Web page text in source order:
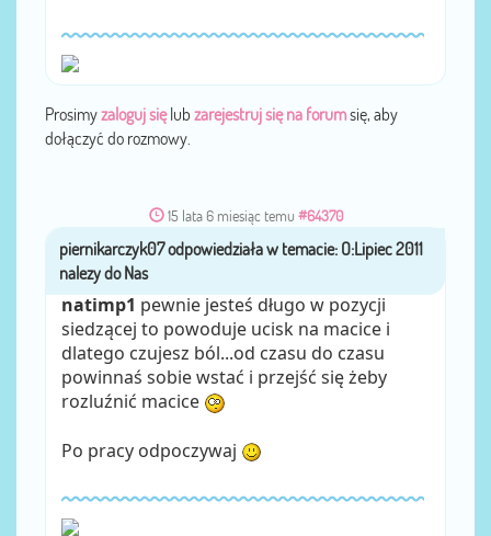
Prosimyzaloguj sięlub zarejestruj się na forumsię, aby
dołączyć do rozmowy.
15 lata 6 miesiąc temu #64370
przezpiernikarczyk07
natimp1 pewnie jesteś długo w pozycji
siedzącej to powoduje ucisk na macice i
dlatego czujesz ból...od czasu do czasu
powinnaś sobie wstać i przejść się żeby
rozluźnić macice
Po pracy odpoczywaj